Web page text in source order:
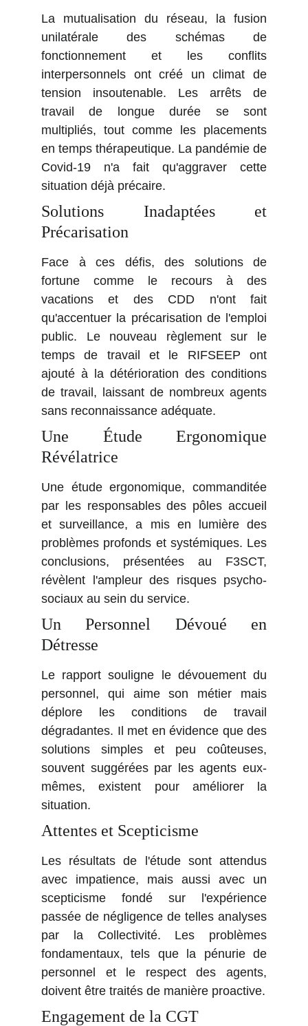
La mutualisation du réseau, la fusion
unilatérale des schémas de
fonctionnement et les conflits
interpersonnels ont créé un climat de
tension insoutenable. Les arrêts de
travail de longue durée se sont
multipliés, tout comme les placements
en temps thérapeutique. La pandémie de
Covid-19 n'a fait qu'aggraver cette
situation déjà précaire.
Solutions Inadaptées et
Précarisation
Face à ces défis, des solutions de
fortune comme le recours à des
vacations et des CDD n'ont fait
qu'accentuer la précarisation de l'emploi
public. Le nouveau règlement sur le
temps de travail et le RIFSEEP ont
ajouté à la détérioration des conditions
de travail, laissant de nombreux agents
sans reconnaissance adéquate.
Une Étude Ergonomique
Révélatrice
Une étude ergonomique, commanditée
par les responsables des pôles accueil
et surveillance, a mis en lumière des
problèmes profonds et systémiques. Les
conclusions, présentées au F3SCT,
révèlent l'ampleur des risques psycho-
sociaux au sein du service.
Un Personnel Dévoué en
Détresse
Le rapport souligne le dévouement du
personnel, qui aime son métier mais
déplore les conditions de travail
dégradantes. Il met en évidence que des
solutions simples et peu coûteuses,
souvent suggérées par les agents eux-
mêmes, existent pour améliorer la
situation.
Attentes et Scepticisme
Les résultats de l'étude sont attendus
avec impatience, mais aussi avec un
scepticisme fondé sur l'expérience
passée de négligence de telles analyses
par la Collectivité. Les problèmes
fondamentaux, tels que la pénurie de
personnel et le respect des agents,
doivent être traités de manière proactive.
Engagement de la CGT